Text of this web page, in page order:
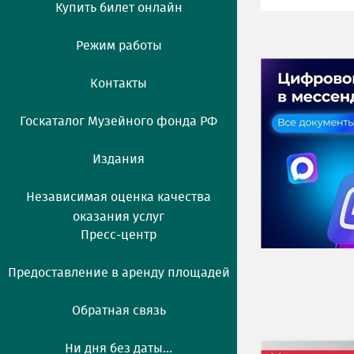
Купить билет онлайн
Режим работы
Контакты
Госкаталог Музейного фонда РФ
Издания
Независимая оценка качества
оказания услуг
Пресс-центр
Предоставление в аренду площадей
Обратная связь
Ни дня без даты...